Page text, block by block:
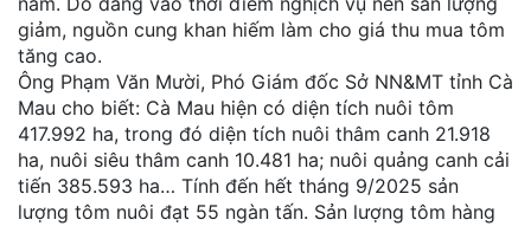
giảm, nguồn cung khan hiếm làm cho giá thu mua tôm
tăng cao.
Ông Phạm Văn Mười, Phó Giám đốc Sở NN&MT tỉnh Cà
Mau cho biết: Cà Mau hiện có diện tích nuôi tôm
417.992 ha, trong đó diện tích nuôi thâm canh 21.918
ha, nuôi siêu thâm canh 10.481 ha; nuôi quảng canh cải
tiến 385.593 ha… Tính đến hết tháng 9/2025 sản
lượng tôm nuôi đạt 55 ngàn tấn. Sản lượng tôm hàng